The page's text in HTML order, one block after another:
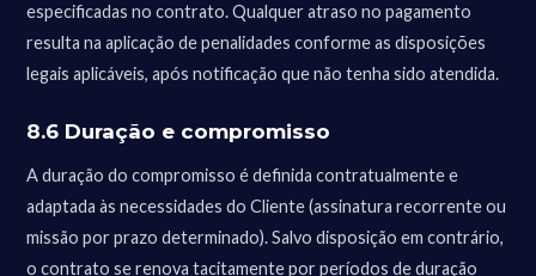
especificadas no contrato. Qualquer atraso no pagamento
resulta na aplicação de penalidades conforme as disposições
legais aplicáveis, após notificação que não tenha sido atendida.
8.6 Duração e compromisso
A duração do compromisso é definida contratualmente e
adaptada às necessidades do Cliente (assinatura recorrente ou
missão por prazo determinado). Salvo disposição em contrário,
o contrato se renova tacitamente por períodos de duração